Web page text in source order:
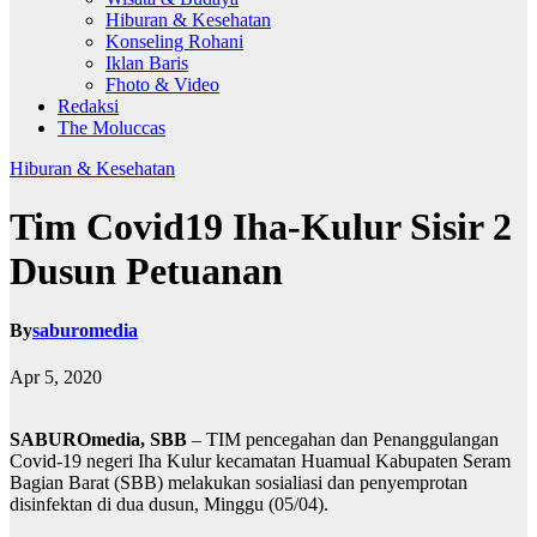
Hiburan & Kesehatan
Konseling Rohani
Iklan Baris
Fhoto & Video
Redaksi
The Moluccas
Hiburan & Kesehatan
Tim Covid19 Iha-Kulur Sisir 2
Dusun Petuanan
Bysaburomedia
Apr 5, 2020
SABUROmedia, SBB – TIM pencegahan dan Penanggulangan
Covid-19 negeri Iha Kulur kecamatan Huamual Kabupaten Seram
Bagian Barat (SBB) melakukan sosialiasi dan penyemprotan
disinfektan di dua dusun, Minggu (05/04).